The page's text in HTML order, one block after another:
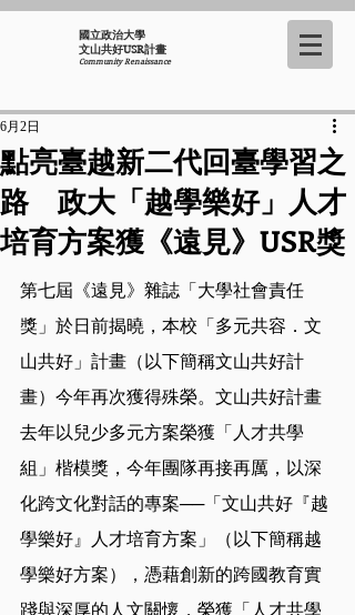
國立政治大學
​文山共好USR計畫
Community Renaissance
點亮臺越新二代回臺學習之
路 政大「越學樂好」人才
培育方案獲《遠見》USR獎
6月2日
第七屆《遠見》雜誌「大學社會責任
獎」於日前揭曉，本校「多元共容．文
山共好」計畫（以下簡稱文山共好計
畫）今年再次獲得殊榮。文山共好計畫
去年以兒少多元方案榮獲「人才共學
組」楷模獎，今年團隊再接再厲，以深
化跨文化對話的專案──「文山共好『越
學樂好』人才培育方案」（以下簡稱越
學樂好方案），憑藉創新的跨國教育實
踐與深厚的人文關懷，榮獲「人才共學